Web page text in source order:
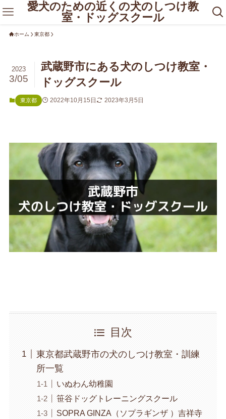
愛犬のための近くの犬のしつけ教
室・ドッグスクール
ホーム 東京都
武蔵野市にある犬のしつけ教室・
ドッグスクール
2023
3/05
東京都 2022年10月15日 2023年3月5日
目次
東京都武蔵野市の犬のしつけ教室・訓練
所一覧
いぬわん幼稚園
笹谷ドッグトレーニングスクール
SOPRA GINZA（ソプラギンザ ）吉祥寺